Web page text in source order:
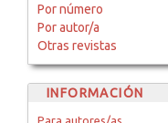
Por número
Por autor/a
Otras revistas
INFORMACIÓN
Para autores/as